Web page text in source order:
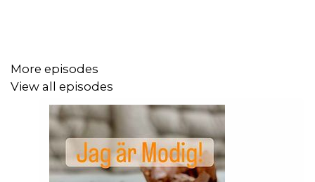
More episodes
View all episodes